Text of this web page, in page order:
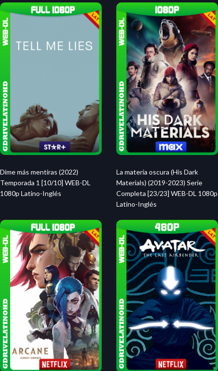
Dime más mentiras (2022)
Temporada 1 [10/10] WEB-DL
1080p Latino-Inglés
La materia oscura (His Dark
Materials) (2019-2023) Serie
Completa [23/23] WEB-DL 1080p
Latino-Inglés